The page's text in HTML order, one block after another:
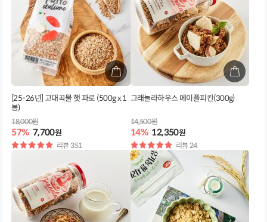
[25-26년] 고대곡물 햇 파로 (500g x 1
봉)
57% 7,700원
18,000원
별
리뷰 351
그래놀라하우스 메이플피칸(300g)
14% 12,350원
14,500원
별
점
리뷰 24